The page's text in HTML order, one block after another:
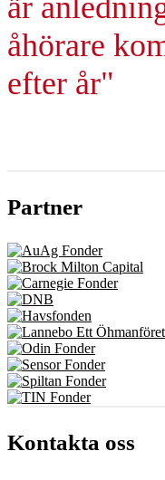
åhörare
efter år"
Partner
Kontakta oss